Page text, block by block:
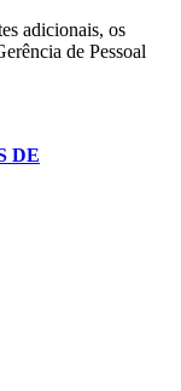
adicionais, os
de Pessoal
DE